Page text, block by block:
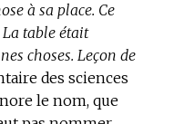
à sa place. Ce
La table était
choses. Leçon de
des sciences
le nom, que